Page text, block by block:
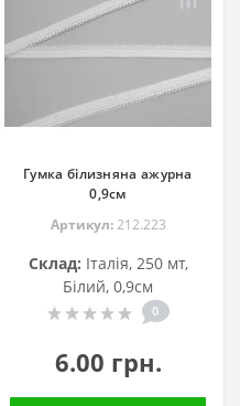
Гумка білизняна ажурна
0,9см
Артикул:212.223
Склад: Італія, 250 мт,
Білий, 0,9см
0
6.00 грн.